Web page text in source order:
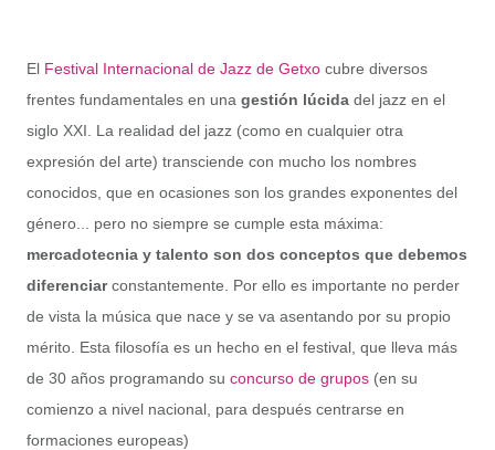
El Festival Internacional de Jazz de Getxo cubre diversos
frentes fundamentales en una gestión lúcida del jazz en el
siglo XXI. La realidad del jazz (como en cualquier otra
expresión del arte) transciende con mucho los nombres
conocidos, que en ocasiones son los grandes exponentes del
género... pero no siempre se cumple esta máxima:
mercadotecnia y talento son dos conceptos que debemos
diferenciarconstantemente. Por ello es importante no perder
de vista la música que nace y se va asentando por su propio
mérito. Esta filosofía es un hecho en el festival, que lleva más
de 30 años programando su concurso de grupos (en su
comienzo a nivel nacional, para después centrarse en
formaciones europeas)